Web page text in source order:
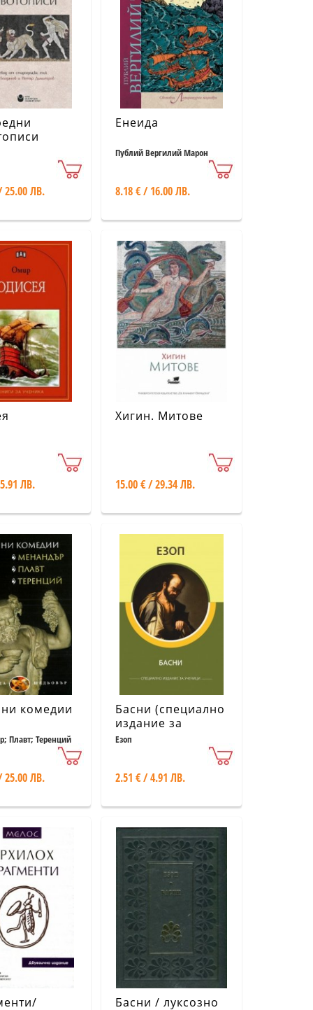
25.00 ЛВ.
Енеида
Публий Вергилий Марон
8.18 € / 16.00 ЛВ.
ЛВ.
Хигин. Митове
15.00 € / 29.34 ЛВ.
комедии
Плавт; Теренций
25.00 ЛВ.
Басни (специално
издание за
ученици)
Езоп
2.51 € / 4.91 ЛВ.
Басни / луксозно